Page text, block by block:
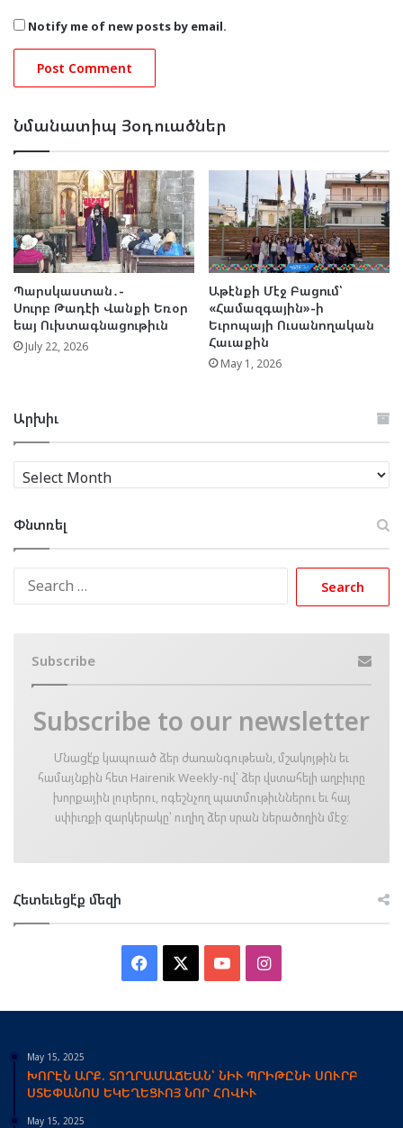
Notify me of new posts by email.
Նմանատիպ Յօդուածներ
Պարսկաստան․-
Սուրբ Թադէի Վանքի Եռօր
եայ Ուխտագնացութիւն
July 22, 2026
Աթէնքի Մէջ Բացում՝
«Համազգային»-ի
Եւրոպայի Ուսանողական
Հաւաքին
May 1, 2026
Արխիւ
Արխիւ
Փնտռել
Subscribe
Subscribe to our newsletter
Մնացէ՛ք կապուած ձեր ժառանգութեան, մշակոյթին եւ
համայնքին հետ Hairenik Weekly-ով՝ ձեր վստահելի աղբիւրը
խորքային լուրերու, ոգեշնչող պատմութիւններու եւ հայ
սփիւռքի զարկերակը՝ ուղիղ ձեր սրան ներածողին մէջ։
Հետեւեցէ՛ք մեզի
Facebook YouTubeInstagram
May 15, 2025
ԽՈՐԷՆ ԱՐՔ. ՏՈՂՐԱՄԱՃԵԱՆ՝ ՆԻՒ ՊՐԻԹԸՆԻ ՍՈՒՐԲ
ՍՏԵՓԱՆՈՍ ԵԿԵՂԵՑՒՈՅ ՆՈՐ ՀՈՎԻՒ
May 15, 2025